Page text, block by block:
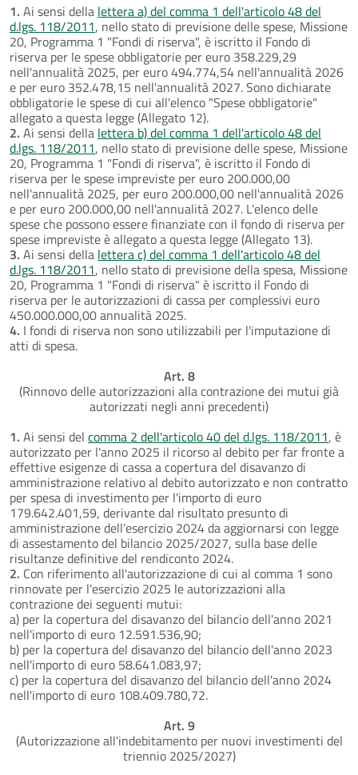
1. Ai sensi della lettera a) del comma 1 dell'articolo 48 del
d.lgs. 118/2011, nello stato di previsione delle spese, Missione
20, Programma 1 "Fondi di riserva", è iscritto il Fondo di
riserva per le spese obbligatorie per euro 358.229,29
nell'annualità 2025, per euro 494.774,54 nell'annualità 2026
e per euro 352.478,15 nell'annualità 2027. Sono dichiarate
obbligatorie le spese di cui all'elenco "Spese obbligatorie"
allegato a questa legge (Allegato 12).
2. Ai sensi della lettera b) del comma 1 dell'articolo 48 del
d.lgs. 118/2011, nello stato di previsione delle spese, Missione
20, Programma 1 "Fondi di riserva", è iscritto il Fondo di
riserva per le spese impreviste per euro 200.000,00
nell'annualità 2025, per euro 200.000,00 nell'annualità 2026
e per euro 200.000,00 nell'annualità 2027. L'elenco delle
spese che possono essere finanziate con il fondo di riserva per
spese impreviste è allegato a questa legge (Allegato 13).
3. Ai sensi della lettera c) del comma 1 dell'articolo 48 del
d.lgs. 118/2011, nello stato di previsione della spesa, Missione
20, Programma 1 "Fondi di riserva" è iscritto il Fondo di
riserva per le autorizzazioni di cassa per complessivi euro
450.000.000,00 annualità 2025.
4. I fondi di riserva non sono utilizzabili per l'imputazione di
atti di spesa.
Art. 8
(Rinnovo delle autorizzazioni alla contrazione dei mutui già
autorizzati negli anni precedenti)
1. Ai sensi del comma 2 dell'articolo 40 del d.lgs. 118/2011, è
autorizzato per l'anno 2025 il ricorso al debito per far fronte a
effettive esigenze di cassa a copertura del disavanzo di
amministrazione relativo al debito autorizzato e non contratto
per spesa di investimento per l'importo di euro
179.642.401,59, derivante dal risultato presunto di
amministrazione dell'esercizio 2024 da aggiornarsi con legge
di assestamento del bilancio 2025/2027, sulla base delle
risultanze definitive del rendiconto 2024.
2. Con riferimento all'autorizzazione di cui al comma 1 sono
rinnovate per l'esercizio 2025 le autorizzazioni alla
contrazione dei seguenti mutui:
a) per la copertura del disavanzo del bilancio dell'anno 2021
nell'importo di euro 12.591.536,90;
b) per la copertura del disavanzo del bilancio dell'anno 2023
nell'importo di euro 58.641.083,97;
c) per la copertura del disavanzo del bilancio dell'anno 2024
nell'importo di euro 108.409.780,72.
Art. 9
(Autorizzazione all'indebitamento per nuovi investimenti del
triennio 2025/2027)